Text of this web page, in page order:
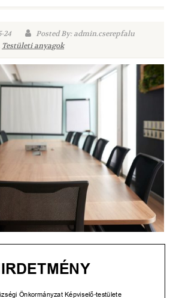
24
Posted By: admin.cserepfalu
Testületi anyagok